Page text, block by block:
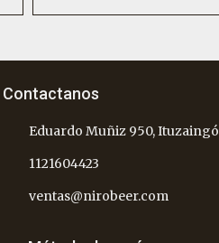
Contactanos
Eduardo Muñiz 950, Ituzaingó
1121604423
ventas@nirobeer.com